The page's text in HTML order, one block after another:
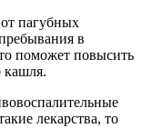
от пагубных
в
поможет повысить
кашля.
лекарства, то